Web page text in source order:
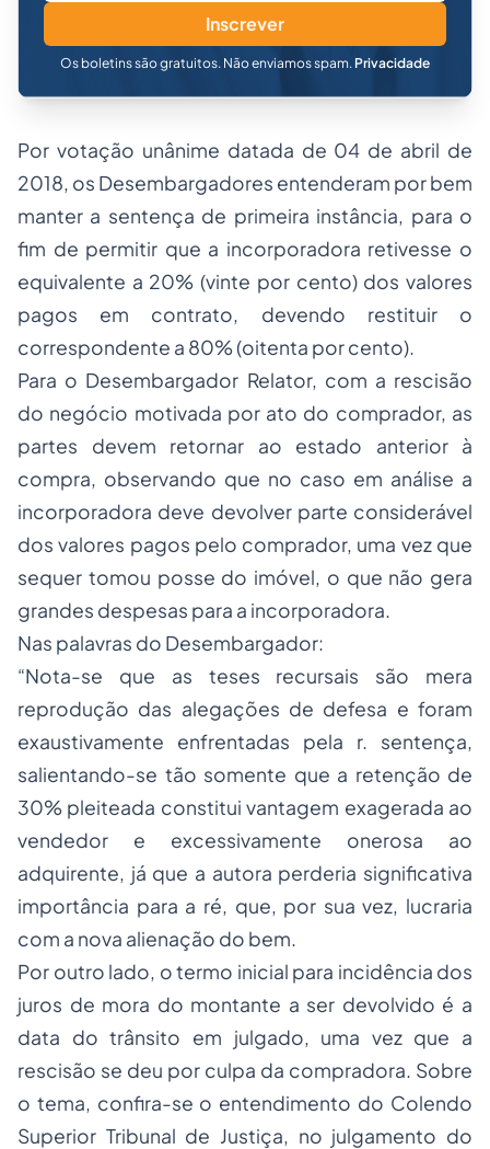
Inscrever
Os boletins são gratuitos. Não enviamos spam. Privacidade
Por votação unânime datada de 04 de abril de
2018, os Desembargadores entenderam por bem
manter a sentença de primeira instância, para o
fim de permitir que a incorporadora retivesse o
equivalente a 20% (vinte por cento) dos valores
pagos em contrato, devendo restituir o
correspondente a 80% (oitenta por cento).
Para o Desembargador Relator, com a rescisão
do negócio motivada por ato do comprador, as
partes devem retornar ao estado anterior à
compra, observando que no caso em análise a
incorporadora deve devolver parte considerável
dos valores pagos pelo comprador, uma vez que
sequer tomou posse do imóvel, o que não gera
grandes despesas para a incorporadora.
Nas palavras do Desembargador:
“Nota-se que as teses recursais são mera
reprodução das alegações de defesa e foram
exaustivamente enfrentadas pela r. sentença,
salientando-se tão somente que a retenção de
30% pleiteada constitui vantagem exagerada ao
vendedor e excessivamente onerosa ao
adquirente, já que a autora perderia significativa
importância para a ré, que, por sua vez, lucraria
com a nova alienação do bem.
Por outro lado, o termo inicial para incidência dos
juros de mora do montante a ser devolvido é a
data do trânsito em julgado, uma vez que a
rescisão se deu por culpa da compradora. Sobre
o tema, confira-se o entendimento do Colendo
Superior Tribunal de Justiça, no julgamento do